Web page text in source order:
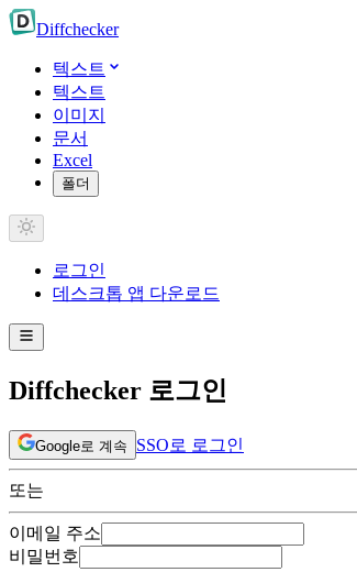
Diffchecker
텍스트
텍스트
이미지
문서
Excel
폴더
로그인
데스크톱 앱 다운로드
Diffchecker 로그인
Google로 계속 SSO로 로그인
또는
이메일 주소
비밀번호